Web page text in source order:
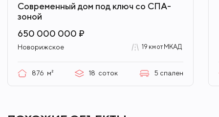
Современный дом под ключ со СПА-
зоной
650 000 000 ₽
Новорижское 19 км от МКАД
876 м² 18 соток 5 спален